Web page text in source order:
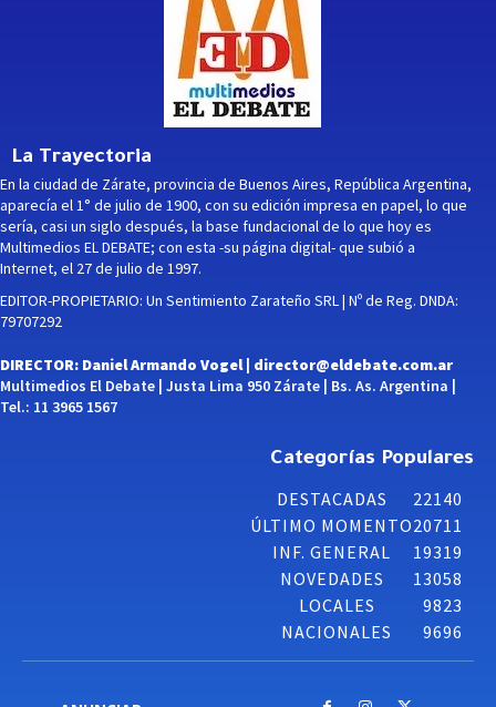
La Trayectoria
En la ciudad de Zárate, provincia de Buenos Aires, República Argentina,
aparecía el 1° de julio de 1900, con su edición impresa en papel, lo que
sería, casi un siglo después, la base fundacional de lo que hoy es
Multimedios EL DEBATE; con esta -su página digital- que subió a
Internet, el 27 de julio de 1997.
EDITOR-PROPIETARIO: Un Sentimiento Zarateño SRL | Nº de Reg. DNDA:
79707292
DIRECTOR: Daniel Armando Vogel | director@eldebate.com.ar
Multimedios El Debate | Justa Lima 950 Zárate | Bs. As. Argentina |
Tel.: 11 3965 1567
Categorías Populares
DESTACADAS
22140
ÚLTIMO MOMENTO20711
INF. GENERAL
19319
NOVEDADES
13058
LOCALES
9823
NACIONALES
9696